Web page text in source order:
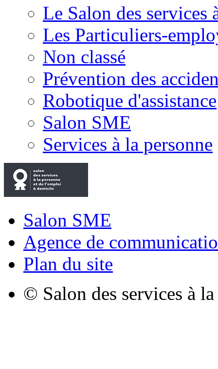
Le Salon des services
Les Particuliers-
Non classé
Prévention des
Robotique d'assistance
Salon SME
Services à la personne
Salon SME
Agence de
Plan du site
© Salon des services à